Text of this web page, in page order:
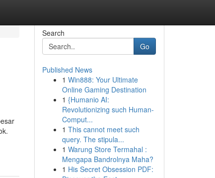
Search
Go
Published News
1 Win888: Your Ultimate
Online Gaming Destination
1 {Humanio AI:
Revolutionizing such Human-
Comput...
1 This cannot meet such
query. The stipula...
1 Warung Store Termahal :
Mengapa Bandrolnya Maha?
1 His Secret Obsession PDF: